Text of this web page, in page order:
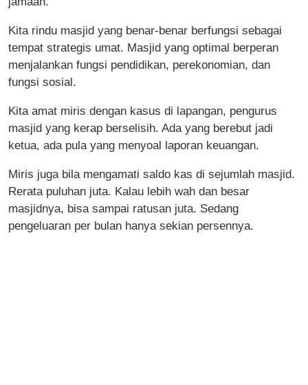
Kita rindu masjid yang benar-benar berfungsi sebagai
tempat strategis umat. Masjid yang optimal berperan
menjalankan fungsi pendidikan, perekonomian, dan
fungsi sosial.
Kita amat miris dengan kasus di lapangan, pengurus
masjid yang kerap berselisih. Ada yang berebut jadi
ketua, ada pula yang menyoal laporan keuangan.
Miris juga bila mengamati saldo kas di sejumlah masjid.
Rerata puluhan juta. Kalau lebih wah dan besar
masjidnya, bisa sampai ratusan juta. Sedang
pengeluaran per bulan hanya sekian persennya.